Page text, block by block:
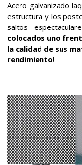
Acero galvanizado
estructura y los
saltos
colocados uno
la calidad de sus
rendimiento!